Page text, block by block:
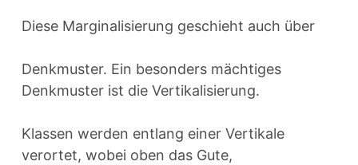
Diese Marginalisierung geschieht auch über
Denkmuster. Ein besonders mächtiges
Denkmuster ist die Vertikalisierung.
Klassen werden entlang einer Vertikale
verortet, wobei oben das Gute,